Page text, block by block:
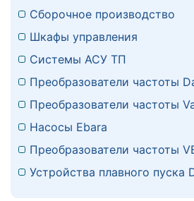
Сборочное производство
Шкафы управления
Системы АСУ ТП
Преобразователи частоты
Преобразователи частоты
Насосы Ebara
Преобразователи частоты
Устройства плавного пуска